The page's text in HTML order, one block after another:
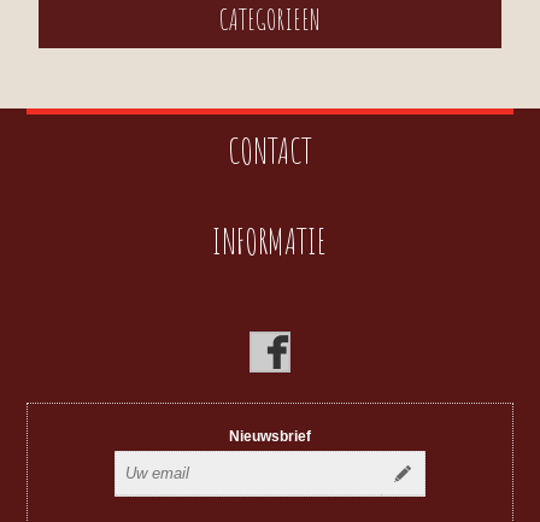
CATEGORIEEN
CONTACT
INFORMATIE
Nieuwsbrief